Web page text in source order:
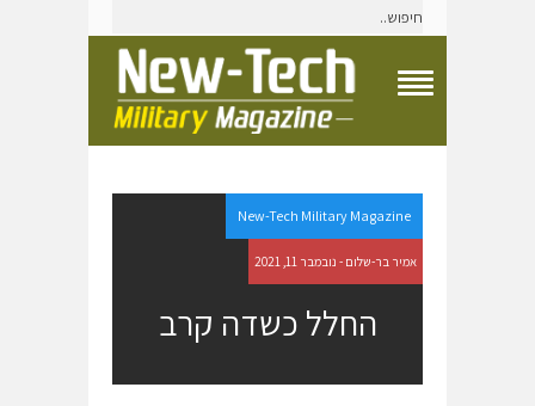
g
l
e
N
a
i
New-Tech Military Magazine
אמיר בר-שלום - נובמבר 11, 2021
החלל כשדה קרב